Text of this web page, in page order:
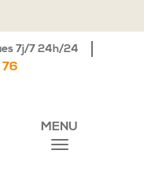
MENU
7j/7 24h/24
76